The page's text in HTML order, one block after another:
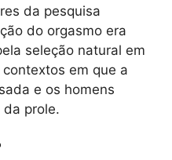
da pesquisa
do orgasmo era
seleção natural em
em que a
e os homens
prole.